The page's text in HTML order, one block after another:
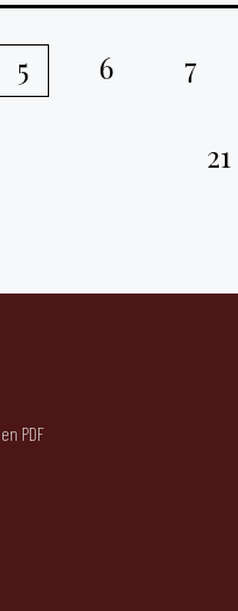
5 6 7
21
PDF